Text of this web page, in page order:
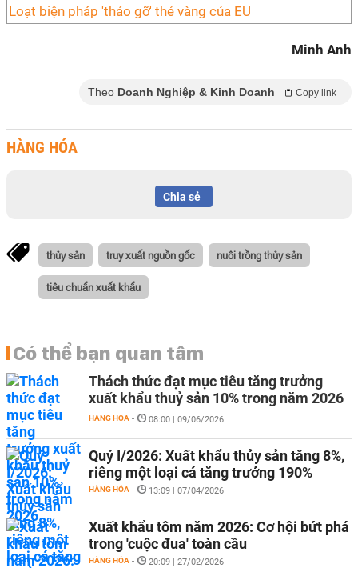
Loạt biện pháp 'tháo gỡ' thẻ vàng của EU
Minh Anh
Theo Doanh Nghiệp & Kinh Doanh Copy link
HÀNG HÓA
Chia sẻ
thủy sản truy xuất nguồn gốc nuôi trồng thủy sản
tiêu chuẩn xuất khẩu
Có thể bạn quan tâm
Thách thức đạt mục tiêu tăng trưởng
xuất khẩu thuỷ sản 10% trong năm 2026
HÀNG HÓA - 08:00 | 09/06/2026
Quý I/2026: Xuất khẩu thủy sản tăng 8%,
riêng một loại cá tăng trưởng 190%
HÀNG HÓA - 13:09 | 07/04/2026
Xuất khẩu tôm năm 2026: Cơ hội bứt phá
trong 'cuộc đua' toàn cầu
HÀNG HÓA - 20:09 | 27/02/2026